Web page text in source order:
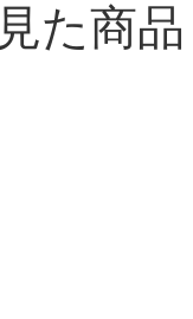
た商品